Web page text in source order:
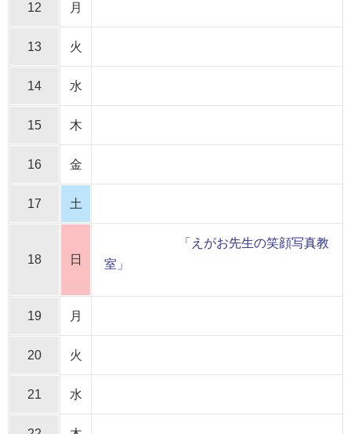
12 月
13 火
14 水
15 木
16 金
17 土
18 日
「えがお先生の笑顔写真教
室」
19 月
20 火
21 水